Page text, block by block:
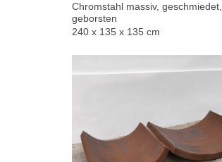
Chromstahl massiv, geschmiedet,
geborsten
240 x 135 x 135 cm